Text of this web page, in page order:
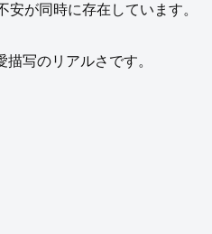
が同時に存在しています。
写のリアルさです。